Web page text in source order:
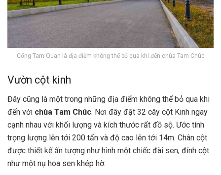
Cổng Tam Quan là địa điểm không thể bỏ qua khi đến chùa Tam Chúc
Vườn cột kinh
Đây cũng là một trong những địa điểm không thể bỏ qua khi
đến với chùa Tam Chúc. Nơi đây đặt 32 cây cột Kinh ngay
cạnh nhau với khối lượng và kích thước rất đồ sộ. Ước tính
trọng lượng lên tới 200 tấn và độ cao lên tới 14m. Chân cột
được thiết kế ấn tượng như hình một chiếc đài sen, đỉnh cột
như một nụ hoa sen khép hờ.